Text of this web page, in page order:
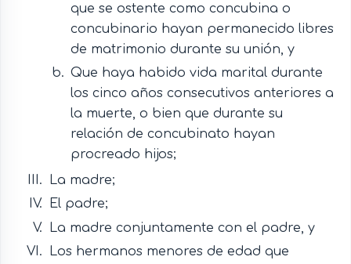
que se ostente como concubina o
concubinario hayan permanecido libres
de matrimonio durante su unión, y
Que haya habido vida marital durante
los cinco años consecutivos anteriores a
la muerte, o bien que durante su
relación de concubinato hayan
procreado hijos;
La madre;
El padre;
La madre conjuntamente con el padre, y
Los hermanos menores de edad que